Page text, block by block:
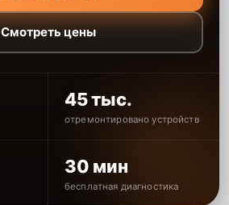
Смотреть цены
45 тыс.
отремонтировано устройств
30 мин
бесплатная диагностика